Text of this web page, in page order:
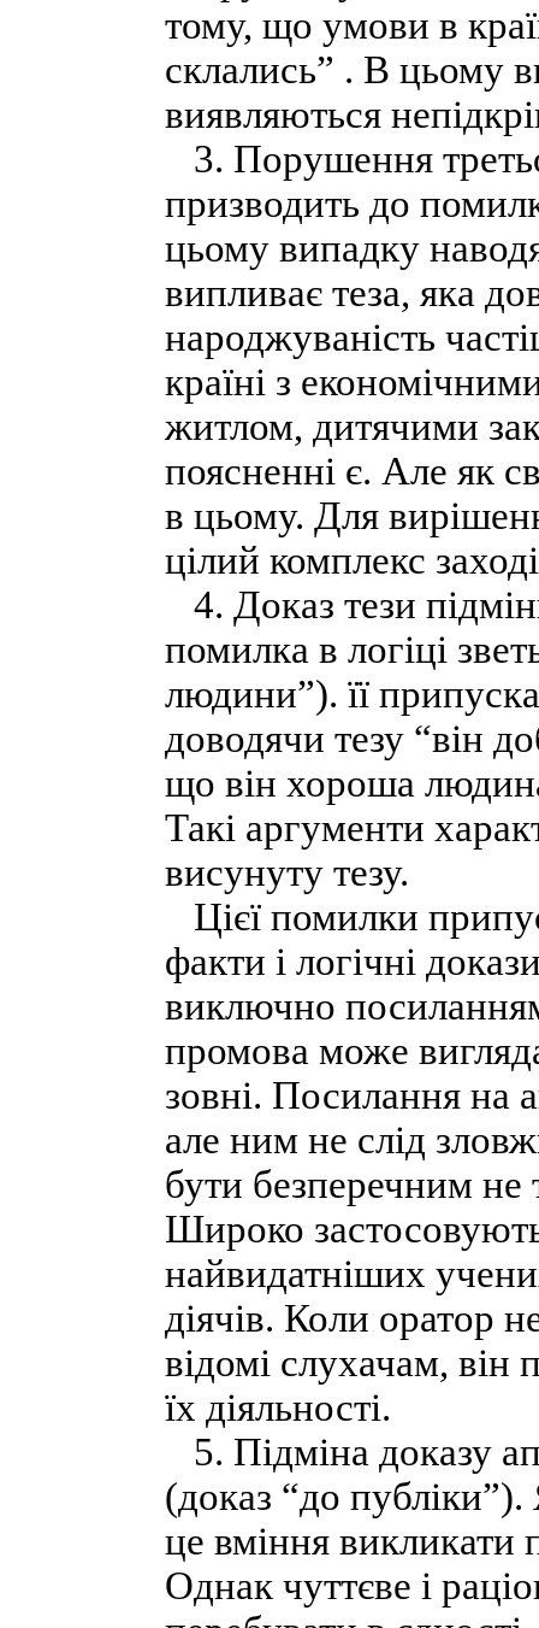
тому, що умови в
склались” . В цьому
виявляються
3. Порушення
призводить до
цьому випадку
випливає теза, яка
народжуваність
країні з
житлом, дитячими
поясненні є. Але як
в цьому. Для
цілий комплекс
4. Доказ тези
помилка в логіці
людини”). її
доводячи тезу “він
що він хороша
Такі аргументи
висунуту тезу.
Цієї помилки
факти і логічні
виключно
промова може
зовні. Посилання на
але ним не слід
бути безперечним не
Широко
найвидатніших
діячів. Коли оратор
відомі слухачам, він
їх діяльності.
5. Підміна доказу
(доказ “до
це вміння викликати
Однак чуттєве і